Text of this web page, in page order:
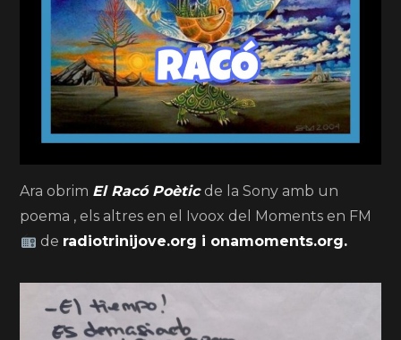
Ara obrim El Racó Poètic de la Sony amb un
poema , els altres en el Ivoox del Moments en FM
de radiotrinijove.org i onamoments.org.